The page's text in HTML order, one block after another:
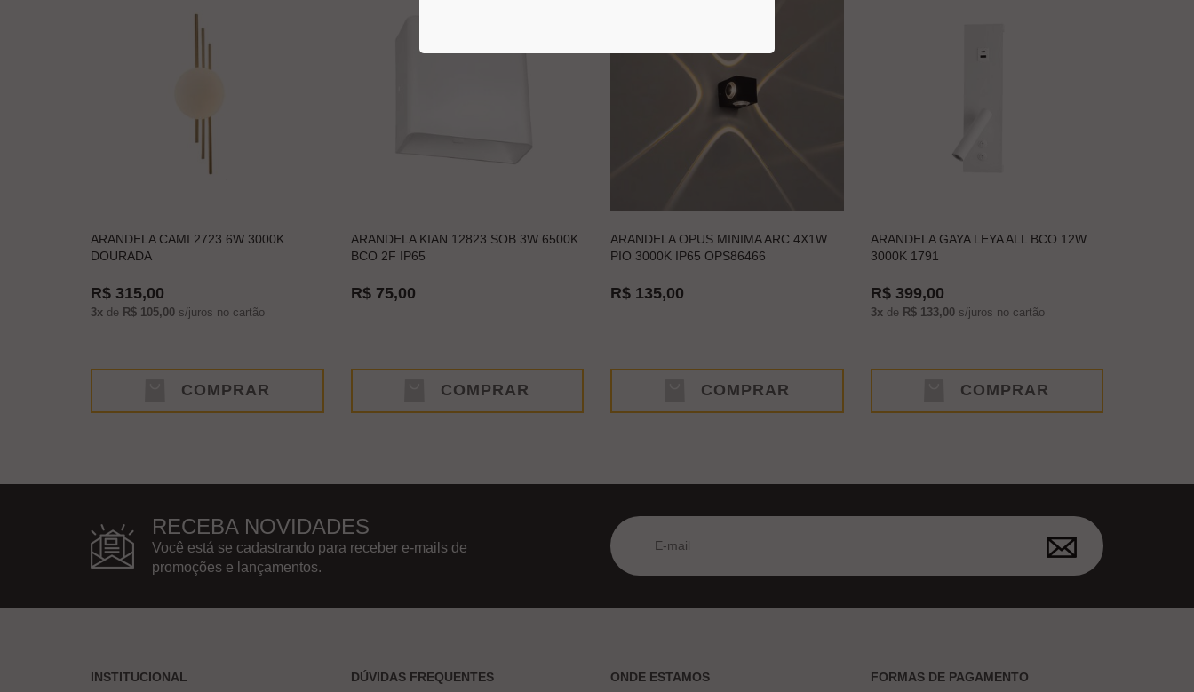
ARANDELA CAMI 2723 6W 3000K
DOURADA
R$ 315,00
3x de R$ 105,00 s/juros no cartão
COMPRAR
ARANDELA KIAN 12823 SOB 3W 6500K
BCO 2F IP65
R$ 75,00
COMPRAR
ARANDELA OPUS MINIMA ARC 4X1W
PIO 3000K IP65 OPS86466
R$ 135,00
COMPRAR
ARANDELA GAYA LEYA ALL BCO 12W
3000K 1791
R$ 399,00
3xde R$ 133,00s/juros no cartão
COMPRAR
RECEBA NOVIDADES
Você está se cadastrando para receber e-mails de
promoções e lançamentos.
INSTITUCIONAL DÚVIDAS FREQUENTES ONDE ESTAMOS FORMAS DE PAGAMENTO